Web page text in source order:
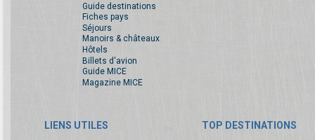
Guide destinations
Fiches pays
Séjours
Manoirs & châteaux
Hôtels
Billets d'avion
Guide MICE
Magazine MICE
LIENS UTILES TOP DESTINATIONS